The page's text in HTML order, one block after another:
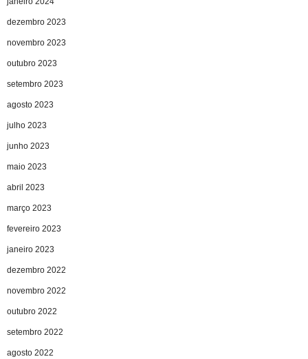
dezembro 2023
novembro 2023
outubro 2023
setembro 2023
agosto 2023
julho 2023
junho 2023
maio 2023
abril 2023
março 2023
fevereiro 2023
janeiro 2023
dezembro 2022
novembro 2022
outubro 2022
setembro 2022
agosto 2022